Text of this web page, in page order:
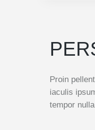
Proin
iaculis
tempor